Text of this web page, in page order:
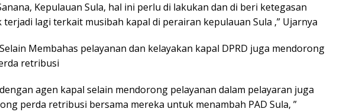
Kepulauan Sula, hal ini perlu di lakukan dan di beri ketegasan
lagi terkait musibah kapal di perairan kepulauan Sula ,” Ujarnya
Membahas pelayanan dan kelayakan kapal DPRD juga mendorong
retribusi
agen kapal selain mendorong pelayanan dalam pelayaran juga
perda retribusi bersama mereka untuk menambah PAD Sula, ”